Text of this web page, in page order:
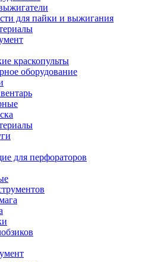
для пайки и выжигания
краскопульты
оборудование
для перфораторов